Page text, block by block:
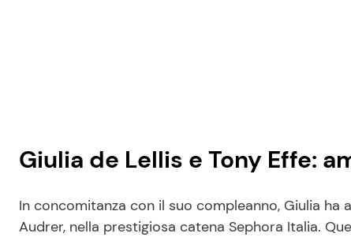
Giulia de Lellis e Tony Effe:
In concomitanza con il suo compleanno, Giulia ha
Audrer, nella prestigiosa catena Sephora Italia.